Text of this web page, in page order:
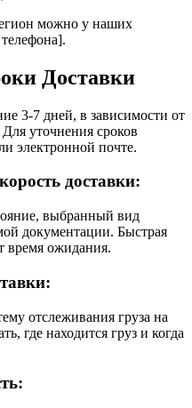
можно у наших
Доставки
3-7 дней, в зависимости от
уточнения сроков
электронной почте.
доставки:
выбранный вид
документации. Быстрая
время ожидания.
отслеживания груза на
где находится груз и когда